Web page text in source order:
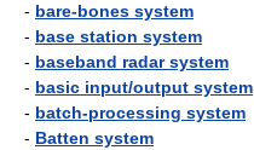
- bare-bones system
- base station system
- baseband radar system
- basic input/output system
- batch-processing system
- Batten system